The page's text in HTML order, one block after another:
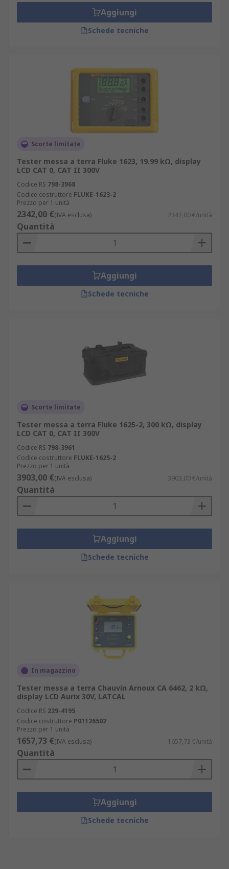
Aggiungi
Schede tecniche
Scorte limitate
Tester messa a terra Fluke 1623, 19.99 kΩ, display
LCD CAT 0, CAT II 300V
Codice RS 798-3968
Codice costruttore FLUKE-1623-2
Prezzo per 1 unità
2342,00 €(IVA esclusa) 2342,00 €/unità
Quantità
Aggiungi
Schede tecniche
Scorte limitate
Tester messa a terra Fluke 1625-2, 300 kΩ, display
LCD CAT 0, CAT II 300V
Codice RS 798-3961
Codice costruttore FLUKE-1625-2
Prezzo per 1 unità
3903,00 €(IVA esclusa) 3903,00 €/unità
Quantità
Aggiungi
Schede tecniche
In magazzino
Tester messa a terra Chauvin Arnoux CA 6462, 2 kΩ,
display LCD Aurix 30V, LATCAL
Codice RS 229-4195
Codice costruttore P01126502
Prezzo per 1 unità
1657,73 €(IVA esclusa) 1657,73 €/unità
Quantità
Aggiungi
Schede tecniche